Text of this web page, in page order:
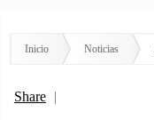
Inicio Noticias
Share |